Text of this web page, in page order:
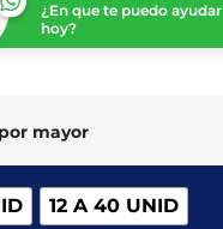
¿En que te puedo ayudar
hoy?
mayor
12 A 40 UNID